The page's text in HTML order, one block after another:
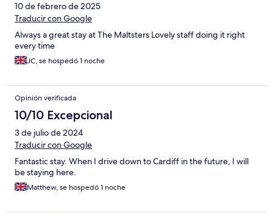
10 de febrero de 2025
Traducir con Google
Always a great stay at The Maltsters Lovely staff doing it right
every time
JC, se hospedó 1 noche
Opinión verificada
10/10 Excepcional
3 de julio de 2024
Traducir con Google
Fantastic stay. When I drive down to Cardiff in the future, I will
be staying here.
Matthew, se hospedó 1 noche